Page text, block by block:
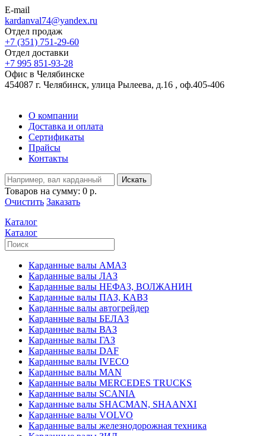
E-mail
kardanval74@yandex.ru
Отдел продаж
+7 (351) 751-29-60
Отдел доставки
+7 995 851-93-28
Офис в Челябинске
454087 г. Челябинск, улица Рылеева, д.16 , оф.405-406
О компании
Доставка и оплата
Сертификаты
Прайсы
Контакты
Искать
Товаров на сумму: 0 р.
Очистить Заказать
Каталог
Каталог
Карданные валы АМАЗ
Карданные валы ЛАЗ
Карданные валы НЕФАЗ, ВОЛЖАНИН
Карданные валы ПАЗ, КАВЗ
Карданные валы автогрейдер
Карданные валы БЕЛАЗ
Карданные валы ВАЗ
Карданные валы ГАЗ
Карданные валы DAF
Карданные валы IVECO
Карданные валы MAN
Карданные валы MERCEDES TRUCKS
Карданные валы SCANIA
Карданные валы SHACMAN, SHAANXI
Карданные валы VOLVO
Карданные валы железнодорожная техника